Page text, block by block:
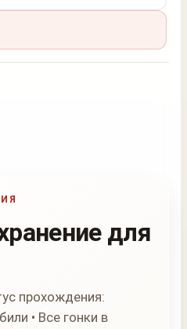
для
прохождения:
• Все гонки в